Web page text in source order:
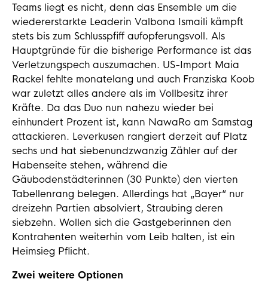
Teams liegt es nicht, denn das Ensemble um die
wiedererstarkte Leaderin Valbona Ismaili kämpft
stets bis zum Schlusspfiff aufopferungsvoll. Als
Hauptgründe für die bisherige Performance ist das
Verletzungspech auszumachen. US-Import Maia
Rackel fehlte monatelang und auch Franziska Koob
war zuletzt alles andere als im Vollbesitz ihrer
Kräfte. Da das Duo nun nahezu wieder bei
einhundert Prozent ist, kann NawaRo am Samstag
attackieren. Leverkusen rangiert derzeit auf Platz
sechs und hat siebenundzwanzig Zähler auf der
Habenseite stehen, während die
Gäubodenstädterinnen (30 Punkte) den vierten
Tabellenrang belegen. Allerdings hat „Bayer“ nur
dreizehn Partien absolviert, Straubing deren
siebzehn. Wollen sich die Gastgeberinnen den
Kontrahenten weiterhin vom Leib halten, ist ein
Heimsieg Pflicht.
Zwei weitere Optionen